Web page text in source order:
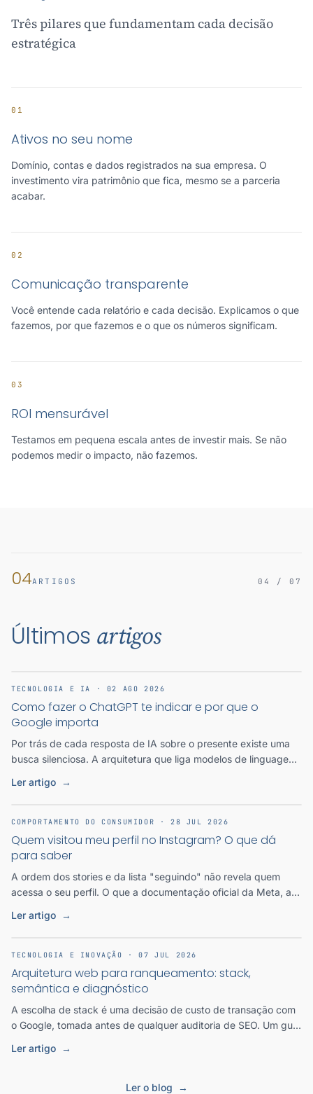
Três pilares que fundamentam cada decisão
estratégica
01
Ativos no seu nome
Domínio, contas e dados registrados na sua empresa. O
investimento vira patrimônio que fica, mesmo se a parceria
acabar.
02
Comunicação transparente
Você entende cada relatório e cada decisão. Explicamos o que
fazemos, por que fazemos e o que os números significam.
03
ROI mensurável
Testamos em pequena escala antes de investir mais. Se não
podemos medir o impacto, não fazemos.
04ARTIGOS 04 / 07
Últimos artigos
TECNOLOGIA E IA · 02 AGO 2026
Como fazer o ChatGPT te indicar e por que o
Google importa
Por trás de cada resposta de IA sobre o presente existe uma
busca silenciosa. A arquitetura que liga modelos de linguagem
encontrado.
Ler artigo →
COMPORTAMENTO DO CONSUMIDOR · 28 JUL 2026
Quem visitou meu perfil no Instagram? O que dá
para saber
A ordem dos stories e da lista "seguindo" não revela quem
acessa o seu perfil. O que a documentação oficial da Meta, as
Ler artigo →
TECNOLOGIA E INOVAÇÃO · 07 JUL 2026
Arquitetura web para ranqueamento: stack,
semântica e diagnóstico
A escolha de stack é uma decisão de custo de transação com
o Google, tomada antes de qualquer auditoria de SEO. Um guia
destravar ranqueamento.
Ler artigo →
Ler o blog →